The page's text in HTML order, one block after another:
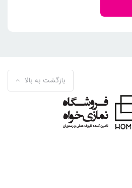
بازگشت به بالا